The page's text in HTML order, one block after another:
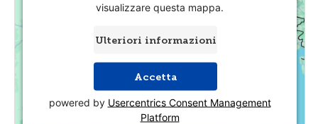
visualizzare questa mappa.
Ulteriori informazioni
Accetta
powered by Usercentrics Consent Management
Platform